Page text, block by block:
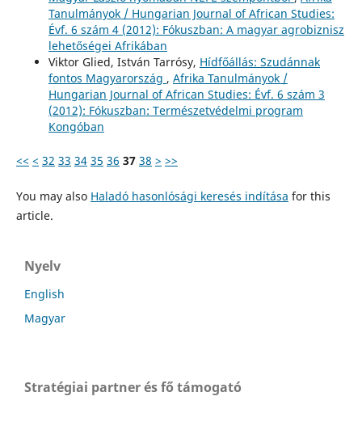
Tanulmányok / Hungarian Journal of African Studies:
Évf. 6 szám 4 (2012): Fókuszban: A magyar agrobiznisz
lehetőségei Afrikában
Viktor Glied, István Tarrósy, Hídfőállás: Szudánnak
fontos Magyarország , Afrika Tanulmányok /
Hungarian Journal of African Studies: Évf. 6 szám 3
(2012): Fókuszban: Természetvédelmi program
Kongóban
<< < 32 33 34 35 36 37 38 > >>
You may also Haladó hasonlósági keresés indítása for this
article.
Nyelv
English
Magyar
Stratégiai partner és fő támogató